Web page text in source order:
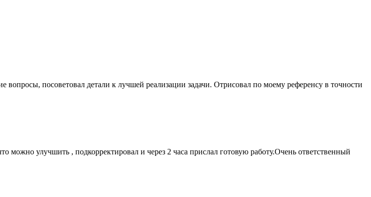
посоветовал детали к лучшей реализации задачи. Отрисовал по моему референсу в точности
можно улучшить , подкорректировал и через 2 часа прислал готовую работу.Очень ответственный